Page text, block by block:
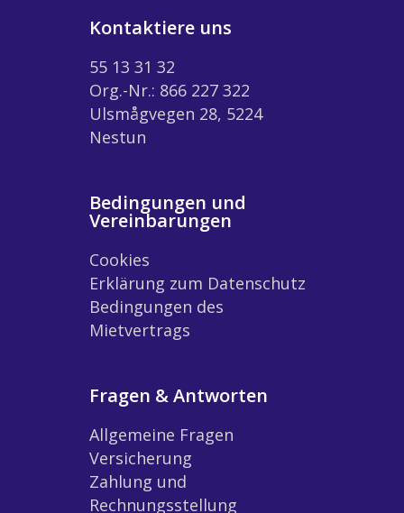
Kontaktiere uns
55 13 31 32
Org.-Nr.: 866 227 322
Ulsmågvegen 28, 5224
Nestun
Bedingungen und
Vereinbarungen
Cookies
Erklärung zum Datenschutz
Bedingungen des
Mietvertrags
Fragen & Antworten
Allgemeine Fragen
Versicherung
Zahlung und
Rechnungsstellung